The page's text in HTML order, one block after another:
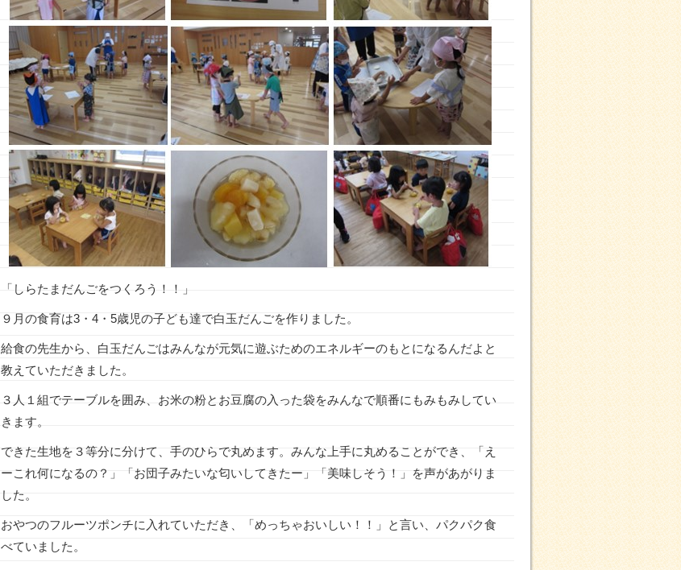
「しらたまだんごをつくろう！！」
９月の食育は3・4・5歳児の子ども達で白玉だんごを作りました。
給食の先生から、白玉だんごはみんなが元気に遊ぶためのエネルギーのもとになるんだよと
教えていただきました。
３人１組でテーブルを囲み、お米の粉とお豆腐の入った袋をみんなで順番にもみもみしてい
きます。
できた生地を３等分に分けて、手のひらで丸めます。みんな上手に丸めることができ、「え
ーこれ何になるの？」「お団子みたいな匂いしてきたー」「美味しそう！」を声があがりま
した。
おやつのフルーツポンチに入れていただき、「めっちゃおいしい！！」と言い、パクパク食
べていました。